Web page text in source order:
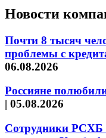
Новости
Почти 8 тысяч
проблемы с
06.08.2026
Россияне
| 05.08.2026
Сотрудники РСХБ